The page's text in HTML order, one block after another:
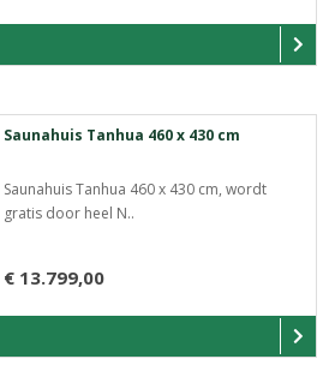
Saunahuis Tanhua 460 x 430 cm
Saunahuis Tanhua 460 x 430 cm, wordt
gratis door heel N..
€ 13.799,00